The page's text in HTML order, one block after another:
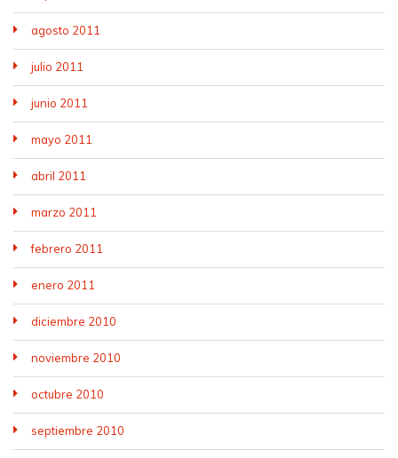
agosto 2011
julio 2011
junio 2011
mayo 2011
abril 2011
marzo 2011
febrero 2011
enero 2011
diciembre 2010
noviembre 2010
octubre 2010
septiembre 2010